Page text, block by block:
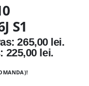
S1
265,00 lei.
225,00 lei.